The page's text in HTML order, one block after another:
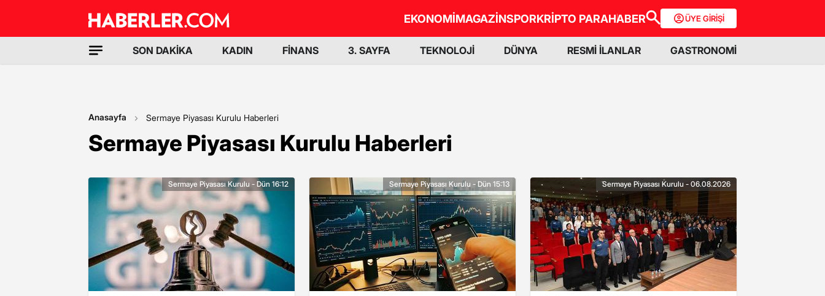
EKONOMİMAGAZİNSPORKRİPTO PARAHABER ÜYE GİRİŞİ
SON DAKİKA KADIN FİNANS 3. SAYFA TEKNOLOJİ DÜNYA RESMİ İLANLAR GASTRONOMİ
Anasayfa Sermaye Piyasası Kurulu Haberleri
Sermaye Piyasası Kurulu Haberleri
Sermaye Piyasası Kurulu - Dün 16:12 Sermaye Piyasası Kurulu - Dün 15:13 Sermaye Piyasası Kurulu - 06.08.2026